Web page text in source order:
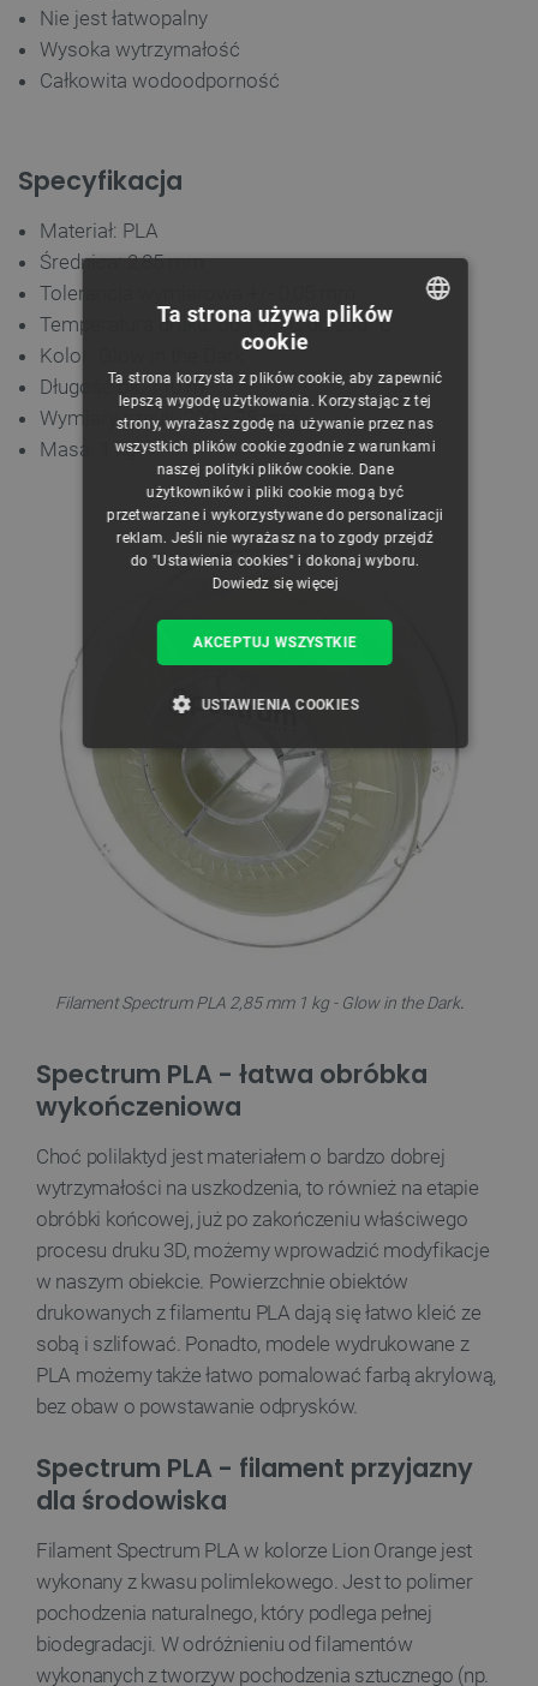
Nie jest łatwopalny
Wysoka wytrzymałość
Całkowita wodoodporność
Specyfikacja
Materiał: PLA
Średnica: 2,85 mm
Tolerancja wymiarowa +/- 0,05 mm
Temperatura druku: od195 °C do 230 °C
Kolor: Glow in the Dark
Długość ok. 110 m
Wymiary szpuli: 200 x 75 mm
Masa: 1 kg
Filament Spectrum PLA 2,85 mm 1 kg - Glow in the Dark.
Spectrum PLA - łatwa obróbka
wykończeniowa
Choć polilaktyd jest materiałem o bardzo dobrej
wytrzymałości na uszkodzenia, to również na etapie
obróbki końcowej, już po zakończeniu właściwego
procesu druku 3D, możemy wprowadzić modyfikacje
w naszym obiekcie. Powierzchnie obiektów
drukowanych z filamentu PLA dają się łatwo kleić ze
sobą i szlifować. Ponadto, modele wydrukowane z
PLA możemy także łatwo pomalować farbą akrylową,
bez obaw o powstawanie odprysków.
Spectrum PLA - filament przyjazny
dla środowiska
Filament Spectrum PLA w kolorze Lion Orange jest
wykonany z kwasu polimlekowego. Jest to polimer
pochodzenia naturalnego, który podlega pełnej
biodegradacji. W odróżnieniu od filamentów
wykonanych z tworzyw pochodzenia sztucznego (np.
CZECH
ENGLISH
GERMAN
Ta strona używa plików
cookie
Ta strona korzysta z plików cookie, aby zapewnić
lepszą wygodę użytkowania. Korzystając z tej
strony, wyrażasz zgodę na używanie przez nas
wszystkich plików cookie zgodnie z warunkami
naszej polityki plików cookie. Dane
użytkowników i pliki cookie mogą być
przetwarzane i wykorzystywane do personalizacji
reklam. Jeśli nie wyrażasz na to zgody przejdź
do "Ustawienia cookies" i dokonaj wyboru.
Dowiedz się więcej
AKCEPTUJ WSZYSTKIE
USTAWIENIA COOKIES
NIEZBĘDNE WYDAJNOŚĆ
TARGETOWANIE
FUNKCJONALNOŚĆ
Funkcjonalność
Niezbędne pliki cookie umożliwiają korzystanie z
podstawowych funkcji strony internetowej, takich
jak logowanie użytkownika i zarządzanie kontem.
Bez niezbędnych plików cookie nie można
Nazwa
Domena
PrestaShop-[abcdef0123456789]{32} .botland.com.pl
VISITOR_PRIVACY_METADATA
.youtube.com
Polityce prywatności Google